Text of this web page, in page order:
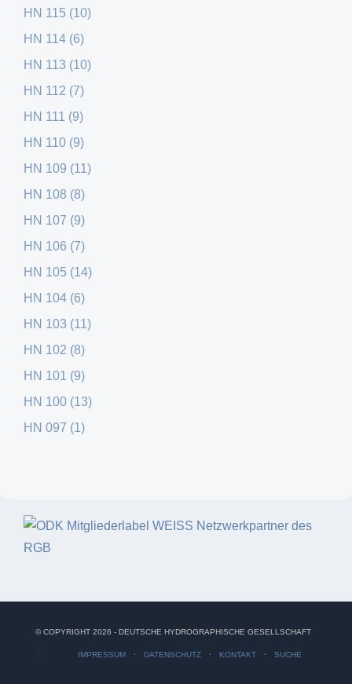
HN 115 (10)
HN 114 (6)
HN 113 (10)
HN 112 (7)
HN 111 (9)
HN 110 (9)
HN 109 (11)
HN 108 (8)
HN 107 (9)
HN 106 (7)
HN 105 (14)
HN 104 (6)
HN 103 (11)
HN 102 (8)
HN 101 (9)
HN 100 (13)
HN 097 (1)
© COPYRIGHT 2026 - DEUTSCHE HYDROGRAPHISCHE GESELLSCHAFT
IMPRESSUM DATENSCHUTZ KONTAKT SUCHE